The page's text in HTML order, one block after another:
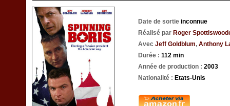
Date de sortie inconnue
Réalisé par Roger
Avec Jeff Goldblum, Anthony
Durée : 112 min
Année de production : 2003
Nationalité : Etats-Unis